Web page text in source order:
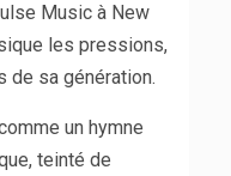
Music à New
les pressions,
de sa génération.
un hymne
teinté de